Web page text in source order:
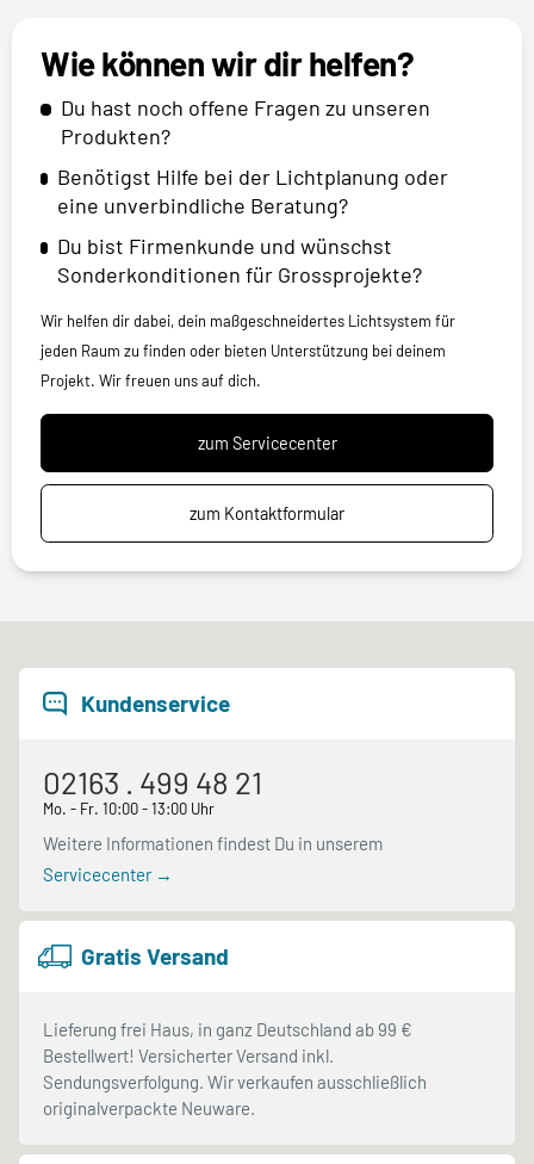
Wie können wir dir helfen?
Du hast noch offene Fragen zu unseren
Produkten?
Benötigst Hilfe bei der Lichtplanung oder
eine unverbindliche Beratung?
Du bist Firmenkunde und wünschst
Sonderkonditionen für Grossprojekte?
Wir helfen dir dabei, dein maßgeschneidertes Lichtsystem für
jeden Raum zu finden oder bieten Unterstützung bei deinem
Projekt. Wir freuen uns auf dich.
zum Servicecenter
zum Kontaktformular
Kundenservice
02163 . 499 48 21
Mo. - Fr. 10:00 - 13:00 Uhr
Weitere Informationen findest Du in unserem
Servicecenter →
Gratis Versand
Lieferung frei Haus, in ganz Deutschland ab 99 €
Bestellwert! Versicherter Versand inkl.
Sendungsverfolgung. Wir verkaufen ausschließlich
originalverpackte Neuware.